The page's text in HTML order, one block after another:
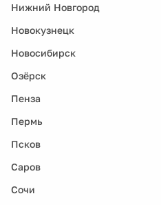
Нижний Новгород
Новокузнецк
Новосибирск
Озёрск
Пенза
Пермь
Псков
Саров
Сочи